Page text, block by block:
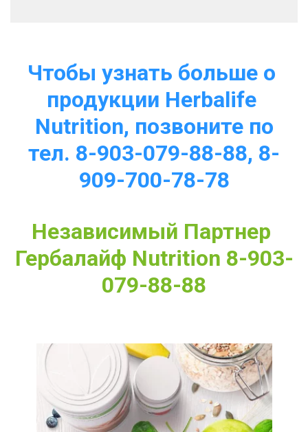
Чтобы узнать больше о
продукции Herbalife
Nutrition, позвоните по
тел. 8-903-079-88-88, 8-
909-700-78-78
Независимый Партнер
Гербалайф Nutrition 8-903-
079-88-88